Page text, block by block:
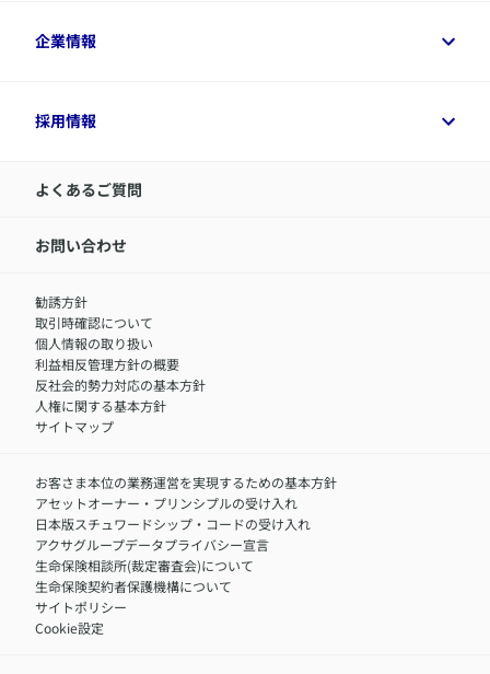
変額保険各種情報
デジタル約款
令和8年（2026年）分の生命保険料控除証明書について
アクサのネット完結保険（旧アクサダイレクト生命）
法人のお客さまトップ
経営者サポートサービス
企業情報
企業情報トップ
アクサ生命が選ばれる理由
IR情報
サステナビリティの取り組み
​お客さまを金融犯罪からお守りするために
アクサグループについて
採用情報
採用情報トップ
中途採用：内勤正社員
職）
中途採用：フィナンシャルプラン・アドバイザー（営業職）
障害者採用
よくあるご質問
お問い合わせ
勧誘方針
取引時確認について
個人情報の取り扱い
利益相反管理方針の概要
反社会的勢力対応の基本方針
人権に関する基本方針
サイトマップ
お客さま本位の業務運営を実現するための基本方針
アセットオーナー・プリンシプルの受け入れ
日本版スチュワードシップ・コードの受け入れ
アクサグループデータプライバシー宣言
生命保険相談所(裁定審査会)について
生命保険契約者保護機構について
サイトポリシー
Cookie設定